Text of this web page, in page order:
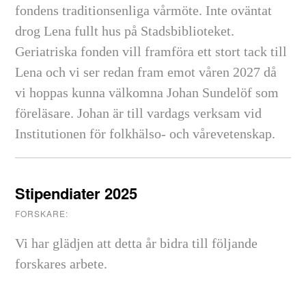
fondens traditionsenliga vårmöte. Inte oväntat
drog Lena fullt hus på Stadsbiblioteket.
Geriatriska fonden vill framföra ett stort tack till
Lena och vi ser redan fram emot våren 2027 då
vi hoppas kunna välkomna Johan Sundelöf som
föreläsare. Johan är till vardags verksam vid
Institutionen för folkhälso- och vårevetenskap.
Stipendiater 2025
FORSKARE:
Vi har glädjen att detta år bidra till följande
forskares arbete.